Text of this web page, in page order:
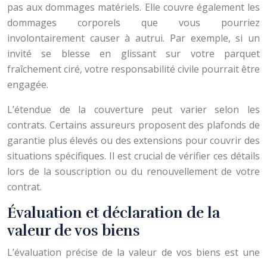
pas aux dommages matériels. Elle couvre également les
dommages corporels que vous pourriez
involontairement causer à autrui. Par exemple, si un
invité se blesse en glissant sur votre parquet
fraîchement ciré, votre responsabilité civile pourrait être
engagée.
L’étendue de la couverture peut varier selon les
contrats. Certains assureurs proposent des plafonds de
garantie plus élevés ou des extensions pour couvrir des
situations spécifiques. Il est crucial de vérifier ces détails
lors de la souscription ou du renouvellement de votre
contrat.
Évaluation et déclaration de la
valeur de vos biens
L’évaluation précise de la valeur de vos biens est une